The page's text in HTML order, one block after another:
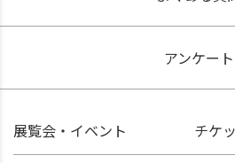
アンケート
展覧会・イベント チケ